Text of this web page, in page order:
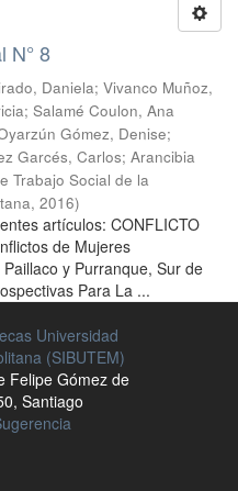
N° 8
Daniela; Vivanco Muñoz,
; Salamé Coulon, Ana
Gómez, Denise;
Garcés, Carlos; Arancibia
Trabajo Social de la
, 2016)
artículos: CONFLICTO
de Mujeres
y Purranque, Sur de
Para La ...
Universidad
(SIBUTEM)
Felipe Gómez de
Santiago